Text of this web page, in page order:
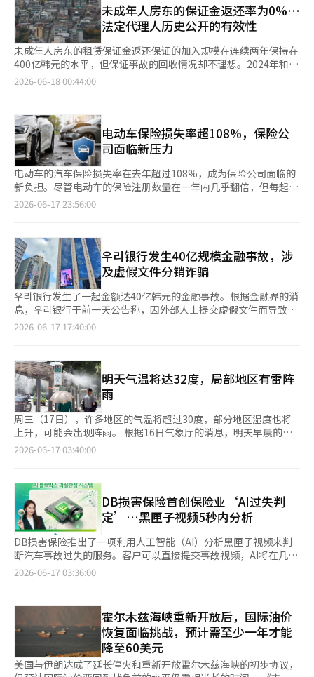
未成年人房东的保证金返还率为0%…
法定代理人历史公开的有效性
未成年人房东的租赁保证金返还保证的加入规模在连续两年保持在
400亿韩元的水平，但保证事故的回收情况却不理想。2024年和
2025年，未成年人房东相关的保证事故回收率连续两年为0%。虽
量的强胜奎议员等11人于前一天提出了将未成年人房东的法定代理
人纳入习惯性债务不履行者公开对象的住房城市基金法部分修正
案。该修正案规定，当未成年人作为房东时，法定代理人的租赁保
证金返还保证的加入情况和保证事故历史，以及最近三年内的债务
履行情况，需提供给承租人。此举旨在将法定代理人纳入习惯性债
务不履行者的公开对象，以防止利用未成年人名义反复发生的保证
事故。根据住房城市保证公社（HUG）的资料，未成年人房东的租
赁保证金返还保证的加入金额从2021年的395亿韩元增加到2022
韩元，去年为407亿韩元，但连续两年保持在400亿韩元的水平。
保证事故金额从2019年的3亿韩元增加到2024年的34亿韩元。
2025年降至13亿韩元，但与2019年相比仍增加了四倍以上。回收
率在2021年为32%，但在2024年和2025年连续两年为0%。在最
近五年中，代位偿还金额为59亿韩元，其中约45亿韩元尚未回
收。问题在于责任归属结构。根据现行法律，未成年人房东的父母
等法定代理人在租赁保证金返还保证加入时并未被列为连带保证
人。即使发生保证事故，HUG也难以向法定代理人主张追偿权或调
也存在受害案例。2015年出生的10岁儿童在首尔江南区化曲洞、
机场洞、杨川区新月洞、铜雀区上道洞等地购置多户住宅进行出
租，未返还保证金13亿5000万韩元中的9亿韩元。在全北地区，一
名8岁儿童未返还7套住房的租赁保证金9亿2100万韩元中的2亿
9600万韩元。法定代理人历史的公开是为了让承租人在与未成年
人房东签订合同时，能够核实保证事故历史和债务履行情况。这一
措施在不阻止保证加入的情况下，为承租人提供了提前规避风险的
依据。然而，仅靠信息公开是否足够也受到质疑。即使法定代理人
要具体设计，以提高其有效性。部分人士还提出，除了信息公开
外，还应将父母等法定代理人设为连带保证人。然而，如果强制要
求连带保证，法定代理人的事先同意将是必要的，可能导致承租人
无法加入保证的副作用。HUG也认同加强法定代理人责任的必要
性，但对强制连带保证持谨慎态度。HUG相关人士表示：“与连带
保证不同，信息公开的方式不会限制承租人的保证加入，同时也能
让承租人在与未成年人房东签约时，提前核实父母的债务历
2026-06-18 00:44:00
电动车保险损失率超108%，保险公
司面临新压力
电动车的汽车保险损失率在去年超过108%，成为保险公司面临的
新负担。尽管电动车的保险注册数量在一年内几乎翻倍，但每起事
故的损失金额却达到了内燃机车的1.7倍。随着环保车的普及，保
汽车保险损失率在去年达到了108.4%，比前一年（103.1%）上升
了5.3个百分点。与内燃机车的损失率（87.2%）相比，高出21.2
个百分点。通常，汽车保险的损失率在80%左右被视为盈亏平衡
点，而目前的损失率远高于此。 电动车配备了高压电池、电子控
制装置和传感器等高价部件，维修周期也较长，因此每起事故的损
失金额普遍高于内燃机车。特别是车辆底部的电池，容易因碰撞路
缘石、减速带或道路设施而受损，导致更频繁的更换。 根据保险
开发院的数据，电动车每起事故的平均损失金额为341万元，而内
灾或爆炸事故时，电动车的平均损失金额为1668万元，远高于内
燃机车的726万元。此外，由于电动车的低噪音和快速加速性能，
导致其涉及的人身事故比例相对较高。 问题在于，随着电动车的
普及，保险公司的损失负担也在加重。电动车的保险注册数量从
2023年的26万9000辆增加到去年的51万6000辆，几乎翻了一番。
在此期间，电动车的保险损失率也从90%上升到超过100%。 预计
电动车的普及速度将进一步加快。政府持续推动环保车的普及政
策，同时汽车制造商之间的销售竞争也愈加激烈。根据凯兹优数据
同月的21727辆增长了50.9%。 保险公司为了降低电动车的高损失
率负担，正在调整附加险的折扣率等，但效果有限。汽车保险是一
种需要同时考虑消费者负担和政策导向的产品，因此难以将损失率
的上升直接反映在保险费上。 实际上，尽管汽车保险的损失率恶
化，政府最近推出了针对参与车辆五部制的保险费折扣政策，重视
扩大消费者的优惠。 保险业界人士表示：“虽然可以将电动车的
高损失率部分反映在保险费中，但由于汽车保险的强制性和受到消
费者负担及政策导向的影响，难以直接将损失率的上升转嫁给消费
2026-06-17 23:56:00
우리银行发生40亿规模金融事故，涉
及虚假文件分销诈骗
우리银行发生了一起金额达40亿韩元的金融事故。根据金融界的消
息，우리银行于前一天公告称，因外部人士提交虚假文件而导致金
融事故。事故金额为40亿800万韩元，事故发生时间为2024年8月
查。우리银行相关人士表示：“这是一起与折扣分销诈骗有关的事
故，由于有商铺抵押，部分金额有可能被追回。”우리银行认为此
次事故是外部人士的诈骗行为，计划在进一步调查后考虑提起刑事
控诉等法律措施。※ 本报道经人工智能（AI）系统翻译与编辑。
2026-06-17 17:40:00
明天气温将达32度，局部地区有雷阵
雨
周三（17日），许多地区的气温将超过30度，部分地区湿度也将
上升，可能会出现阵雨。 根据16日气象厅的消息，明天早晨的最
低气温将为首尔22度，大田20度，釜山21度，均高于往年水平，
汗。全国大部分地区的最高体感温度也将升至31度左右，因此需要
特别注意热相关疾病。 有消息称，下午到夜间，首都圈、江原内
陆及山区、忠清内陆、全罗地区、庆尚西部内陆等地可能会出现阵
雨，增加湿度，带来不适感。预计全国降水量为5至30毫米，济州
岛在凌晨前将有5至20毫米的零星降雨。 此次阵雨可能伴随雷电、
强风甚至冰雹，降雨可能会非常猛烈。请注意设施管理和安全事
故。 此外，在降雨地区，能见度会急剧下降，路面可能会湿滑，
呼吁驾驶员注意安全驾驶。※ 本报道经人工智能（AI）系统翻译与
2026-06-17 03:40:00
DB损害保险首创保险业‘AI过失判
定’…黑匣子视频5秒内分析
DB损害保险推出了一项利用人工智能（AI）分析黑匣子视频来判
断汽车事故过失的服务。客户可以直接提交事故视频，AI将在几秒
钟内提供过失结果，预计将提高理赔工作的效率和客户参与度。
URL上传黑匣子事故视频和事故信息，AI将自动分析视频，并在平
均5秒内提供过失判定结果及相关信息。为了开发该系统，DB损害
保险从2024年9月到今年5月，利用20个月的时间，分析了7万起事
故数据进行AI学习和模拟，最终将过失分析的准确度提升至平均
92.4%。DB损害保险计划通过未来的数据积累和AI的进一步优
2026-06-17 03:36:00
霍尔木兹海峡重新开放后，国际油价
恢复面临挑战，预计需至少一年才能
降至60美元
美国与伊朗达成了延长停火和重新开放霍尔木兹海峡的初步协议，